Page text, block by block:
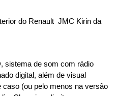
JMC Kirin da
sistema de som com rádio
digital, além de visual
(ou pelo menos na versão